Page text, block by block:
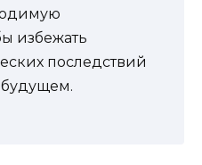
избежать
последствий